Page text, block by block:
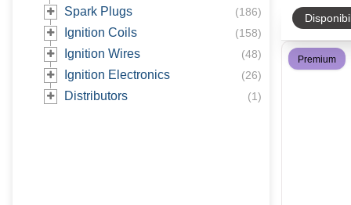
Spark Plugs (186)
Ignition Coils (158)
Ignition Wires (48)
Ignition Electronics (26)
Distributors (1)
Premium